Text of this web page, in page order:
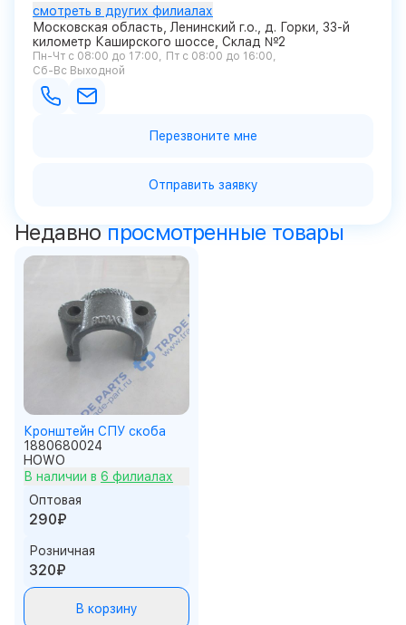
смотреть в других филиалах
Московская область, Ленинский г.о., д. Горки, 33-й
километр Каширского шоссе, Склад №2
Пн-Чт с 08:00 до 17:00
Пт с 08:00 до 16:00
Сб-Вс Выходной
Перезвоните мне
Отправить заявку
Недавно просмотренные товары
Кронштейн СПУ скоба
1880680024
HOWO
В наличии в 6 филиалах
Оптовая
290₽
Розничная
320₽
В корзину